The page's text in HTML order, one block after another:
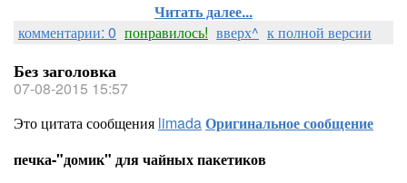
Читать далее...
комментарии: 0 понравилось! вверх^ к полной версии
Без заголовка
07-08-2015 15:57
Это цитата сообщения limadaОригинальное сообщение
печка-"домик" для чайных пакетиков